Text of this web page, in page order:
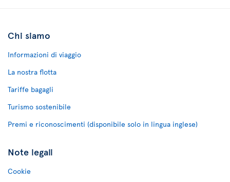
Chi siamo
Informazioni di viaggio
La nostra flotta
Tariffe bagagli
Turismo sostenibile
Premi e riconoscimenti (disponibile solo in lingua inglese)
Note legali
Cookie